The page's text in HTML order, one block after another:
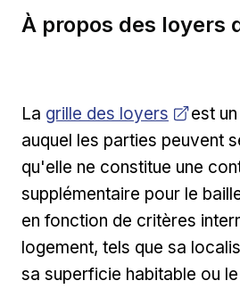
À propos des loyers
La Ouvrir dans une
grille des loyers
est un
auquel les parties peuvent
qu'elle ne constitue une
supplémentaire pour le
en fonction de critères
logement, tels que sa
sa superficie habitable ou